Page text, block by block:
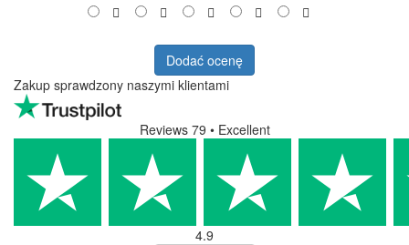
Dodać ocenę
Zakup sprawdzony naszymi klientami
Reviews 79 • Excellent
4.9